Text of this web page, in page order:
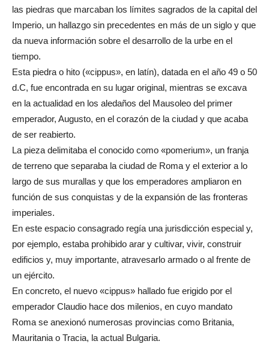
las piedras que marcaban los límites sagrados de la capital del
Imperio, un hallazgo sin precedentes en más de un siglo y que
da nueva información sobre el desarrollo de la urbe en el
tiempo.
Esta piedra o hito («cippus», en latín), datada en el año 49 o 50
d.C, fue encontrada en su lugar original, mientras se excava
en la actualidad en los aledaños del Mausoleo del primer
emperador, Augusto, en el corazón de la ciudad y que acaba
de ser reabierto.
La pieza delimitaba el conocido como «pomerium», un franja
de terreno que separaba la ciudad de Roma y el exterior a lo
largo de sus murallas y que los emperadores ampliaron en
función de sus conquistas y de la expansión de las fronteras
imperiales.
En este espacio consagrado regía una jurisdicción especial y,
por ejemplo, estaba prohibido arar y cultivar, vivir, construir
edificios y, muy importante, atravesarlo armado o al frente de
un ejército.
En concreto, el nuevo «cippus» hallado fue erigido por el
emperador Claudio hace dos milenios, en cuyo mandato
Roma se anexionó numerosas provincias como Britania,
Mauritania o Tracia, la actual Bulgaria.